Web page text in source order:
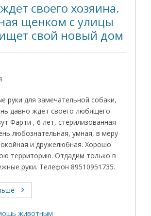
своего хозяина.
щенком с улицы
свой новый дом
руки для замечательной собаки,
давно ждёт своего любящего
Фарти , 6 лет, стерилизованная
любознательная, умная, в меру
и дружелюбная. Хорошо
территорию. Отдадим только в
руки. Телефон 89510951735.
животным